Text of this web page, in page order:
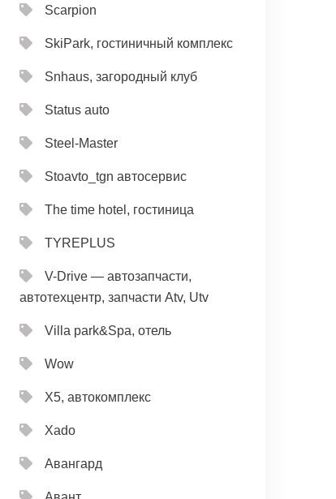
Scarpion
SkiPark, гостиничный комплекс
Snhaus, загородный клуб
Status auto
Steel-Master
Stoavto_tgn автосервис
The time hotel, гостиница
TYREPLUS
V-Drive — автозапчасти,
автотехцентр, запчасти Atv, Utv
Villa park&Spa, отель
Wow
X5, автокомплекс
Xado
Авангард